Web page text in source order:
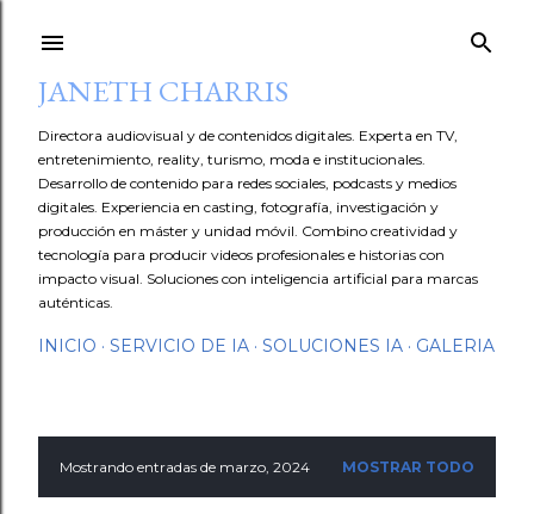
JANETH CHARRIS
Directora audiovisual y de contenidos digitales. Experta en TV,
entretenimiento, reality, turismo, moda e institucionales.
Desarrollo de contenido para redes sociales, podcasts y medios
digitales. Experiencia en casting, fotografía, investigación y
producción en máster y unidad móvil. Combino creatividad y
tecnología para producir videos profesionales e historias con
impacto visual. Soluciones con inteligencia artificial para marcas
auténticas.
INICIO SERVICIO DE IA SOLUCIONES IA GALERIA
EMostrando entradas de marzo, 2024 MOSTRAR TODO